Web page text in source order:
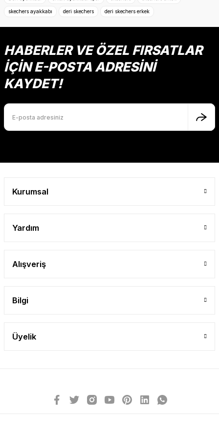
Ürün bilgilerinde hatalar bulunuyor.
Gönder
skechers ayakkabı deri skechers deri skechers erkek
HABERLER VE ÖZEL FIRSATLAR
İÇİN E-POSTA ADRESİNİ
KAYDET!
Kurumsal
Yardım
Alışveriş
Bilgi
Üyelik